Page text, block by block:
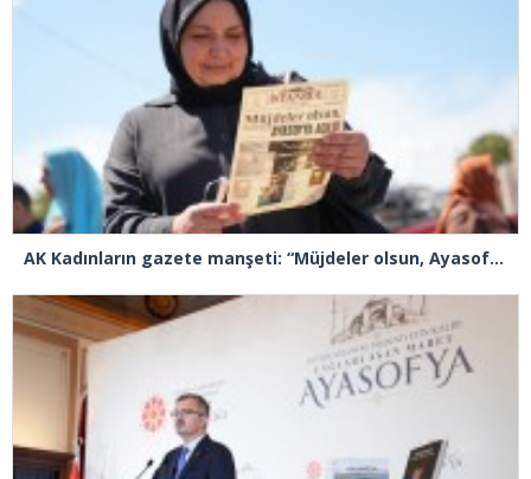
AK Kadınların gazete manşeti: “Müjdeler olsun, Ayasofya açıldı”